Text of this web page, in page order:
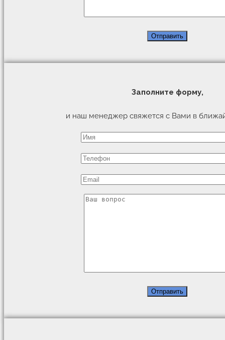
Заполните форму,
и наш менеджер свяжется с Вами в